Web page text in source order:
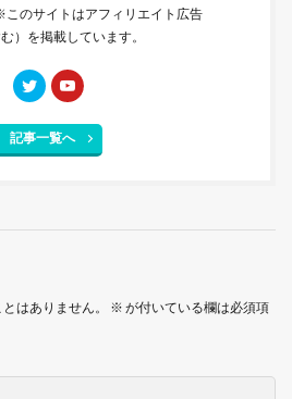
のサイトはアフィリエイト広告
）を掲載しています。
記事一覧へ
はありません。 ※ が付いている欄は必須項